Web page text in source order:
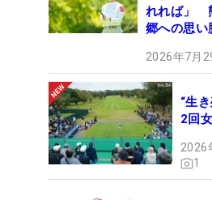
れれば」
郷への思い
2026年7月
“生
2回
2026
1